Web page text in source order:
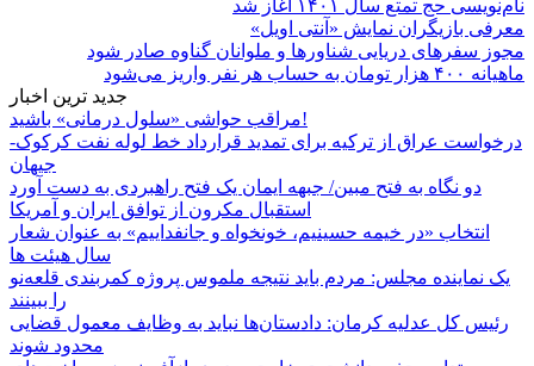
نام‌نویسی حج تمتع سال ۱۴۰۱ آغاز شد
معرفی بازیگران نمایش «آنتی اویل»
مجوز سفرهای دریایی شناورها و ملوانان گناوه صادر شود
ماهیانه ۴۰۰ هزار تومان به حساب هر نفر واریز می‌شود
جدید ترین اخبار
مراقب حواشی «سلول درمانی» باشید!
درخواست عراق از ترکیه برای تمدید قرارداد خط لوله نفت کرکوک-
جیهان
دو نگاه به فتح مبین/ جبهه ایمان یک فتح راهبردی به دست آورد
استقبال مکرون از توافق ایران و آمریکا
انتخاب «در خیمه حسینیم، خونخواه و جانفداییم» به عنوان شعار
سال هیئت ها
یک نماینده مجلس: مردم باید نتیجه ملموس پروژه کمربندی قلعه‌نو
را ببینند
رئیس کل عدلیه کرمان: دادستان‌ها نباید به وظایف معمول قضایی
محدود شوند